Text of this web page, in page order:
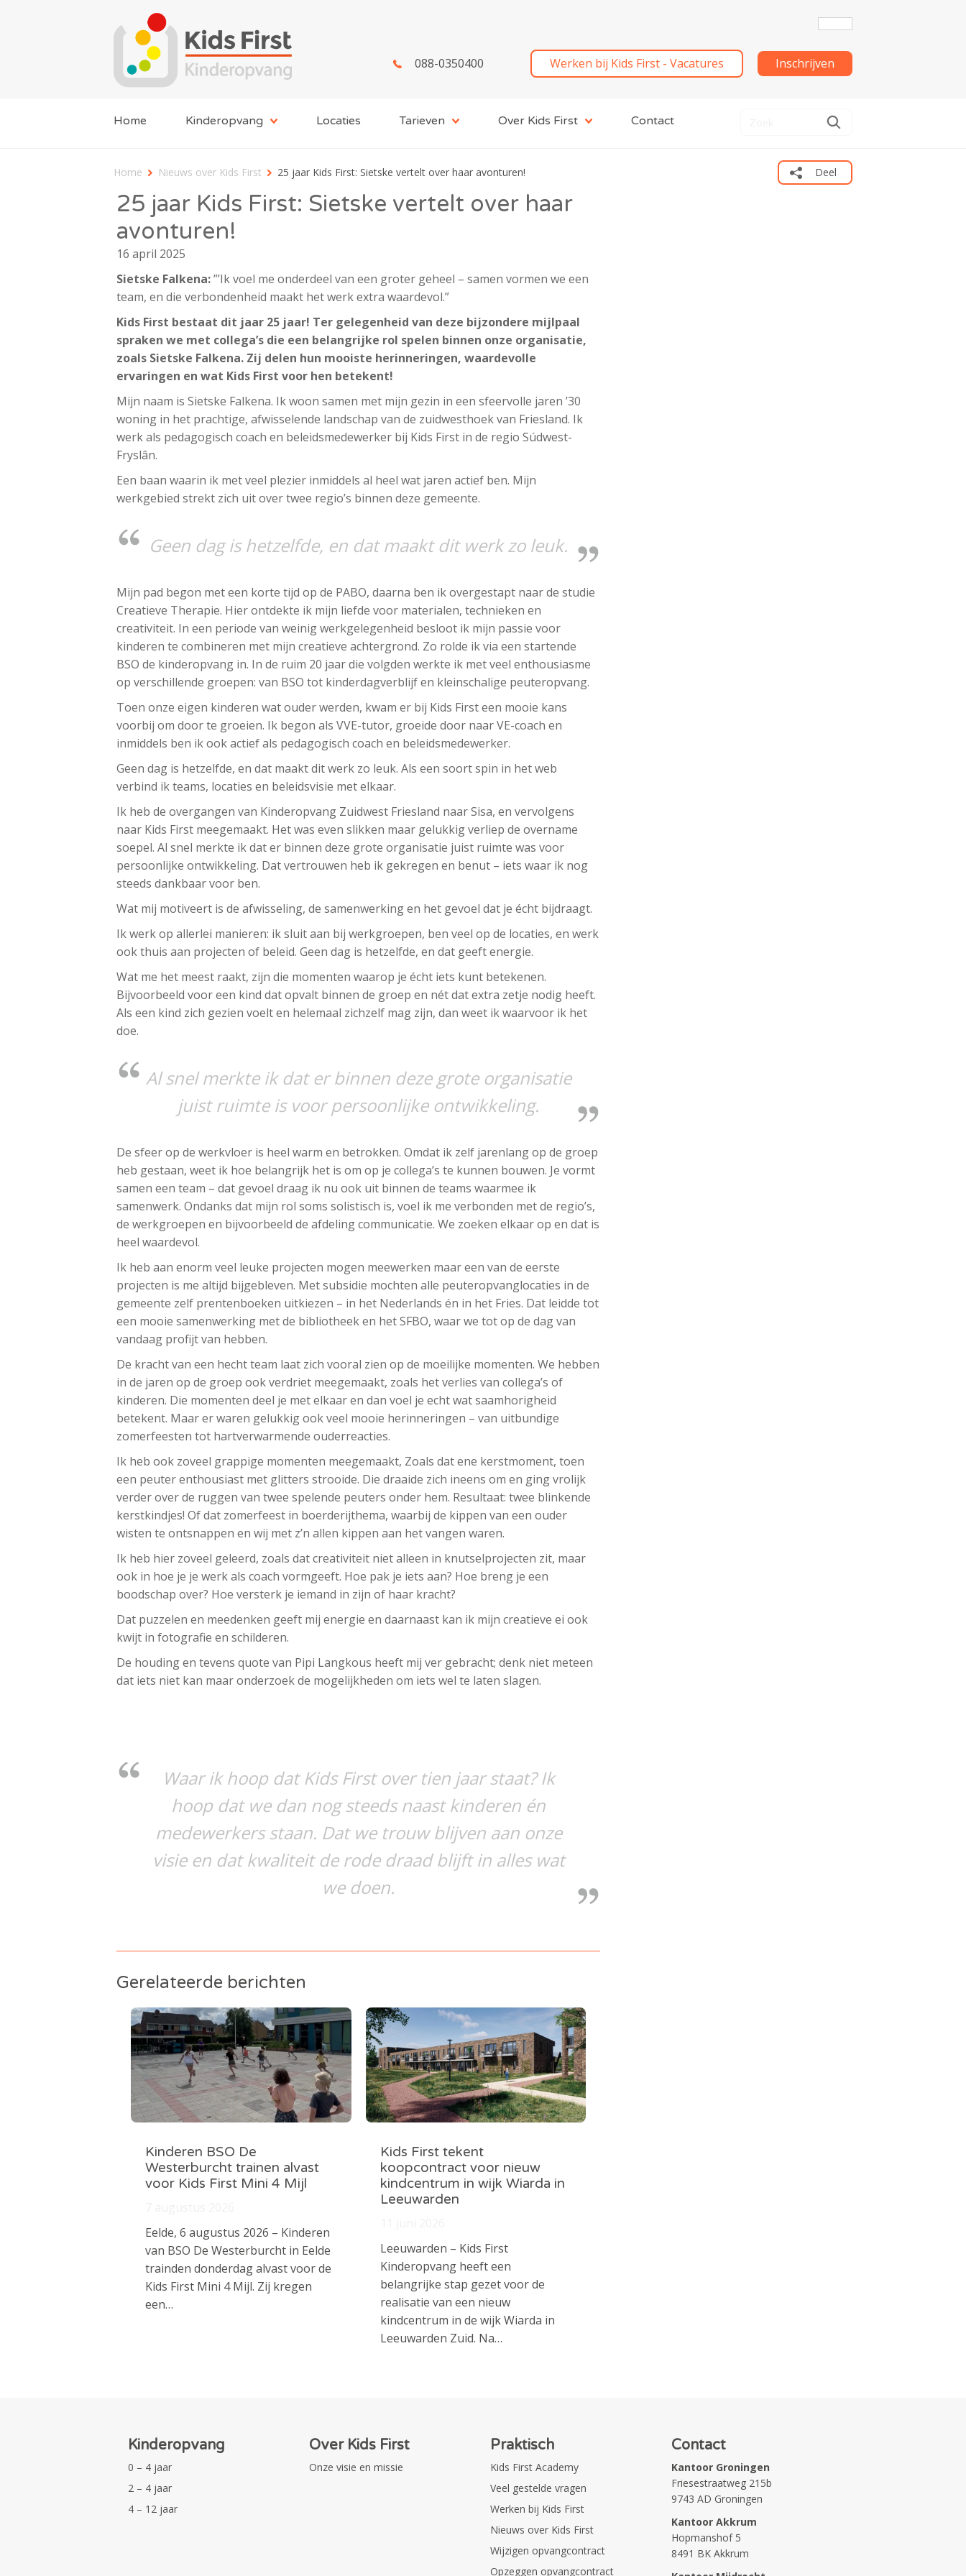
088-0350400 Werken bij Kids First - Vacatures Inschrijven
Home Kinderopvang Locaties Tarieven Over Kids First Contact
Home Nieuws over Kids First 25 jaar Kids First: Sietske vertelt over haar avonturen! Deel
25 jaar Kids First: Sietske vertelt over haar
avonturen!
16 april 2025
Sietske Falkena:”’Ik voel me onderdeel van een groter geheel – samen vormen we een
team, en die verbondenheid maakt het werk extra waardevol.”
Kids First bestaat dit jaar 25 jaar! Ter gelegenheid van deze bijzondere mijlpaal
spraken we met collega’s die een belangrijke rol spelen binnen onze organisatie,
zoals Sietske Falkena. Zij delen hun mooiste herinneringen, waardevolle
ervaringen en wat Kids First voor hen betekent!
Mijn naam is Sietske Falkena. Ik woon samen met mijn gezin in een sfeervolle jaren ’30
woning in het prachtige, afwisselende landschap van de zuidwesthoek van Friesland. Ik
werk als pedagogisch coach en beleidsmedewerker bij Kids First in de regio Súdwest-
Fryslân.
Een baan waarin ik met veel plezier inmiddels al heel wat jaren actief ben. Mijn
werkgebied strekt zich uit over twee regio’s binnen deze gemeente.
Geen dag is hetzelfde, en dat maakt dit werk zo leuk.
Mijn pad begon met een korte tijd op de PABO, daarna ben ik overgestapt naar de studie
Creatieve Therapie. Hier ontdekte ik mijn liefde voor materialen, technieken en
creativiteit. In een periode van weinig werkgelegenheid besloot ik mijn passie voor
kinderen te combineren met mijn creatieve achtergrond. Zo rolde ik via een startende
BSO de kinderopvang in. In de ruim 20 jaar die volgden werkte ik met veel enthousiasme
op verschillende groepen: van BSO tot kinderdagverblijf en kleinschalige peuteropvang.
Toen onze eigen kinderen wat ouder werden, kwam er bij Kids First een mooie kans
voorbij om door te groeien. Ik begon als VVE-tutor, groeide door naar VE-coach en
inmiddels ben ik ook actief als pedagogisch coach en beleidsmedewerker.
Geen dag is hetzelfde, en dat maakt dit werk zo leuk. Als een soort spin in het web
verbind ik teams, locaties en beleidsvisie met elkaar.
Ik heb de overgangen van Kinderopvang Zuidwest Friesland naar Sisa, en vervolgens
naar Kids First meegemaakt. Het was even slikken maar gelukkig verliep de overname
soepel. Al snel merkte ik dat er binnen deze grote organisatie juist ruimte was voor
persoonlijke ontwikkeling. Dat vertrouwen heb ik gekregen en benut – iets waar ik nog
steeds dankbaar voor ben.
Wat mij motiveert is de afwisseling, de samenwerking en het gevoel dat je écht bijdraagt.
Ik werk op allerlei manieren: ik sluit aan bij werkgroepen, ben veel op de locaties, en werk
ook thuis aan projecten of beleid. Geen dag is hetzelfde, en dat geeft energie.
Wat me het meest raakt, zijn die momenten waarop je écht iets kunt betekenen.
Bijvoorbeeld voor een kind dat opvalt binnen de groep en nét dat extra zetje nodig heeft.
Als een kind zich gezien voelt en helemaal zichzelf mag zijn, dan weet ik waarvoor ik het
doe.
Al snel merkte ik dat er binnen deze grote organisatie
juist ruimte is voor persoonlijke ontwikkeling.
De sfeer op de werkvloer is heel warm en betrokken. Omdat ik zelf jarenlang op de groep
heb gestaan, weet ik hoe belangrijk het is om op je collega’s te kunnen bouwen. Je vormt
samen een team – dat gevoel draag ik nu ook uit binnen de teams waarmee ik
samenwerk. Ondanks dat mijn rol soms solistisch is, voel ik me verbonden met de regio’s,
de werkgroepen en bijvoorbeeld de afdeling communicatie. We zoeken elkaar op en dat is
heel waardevol.
Ik heb aan enorm veel leuke projecten mogen meewerken maar een van de eerste
projecten is me altijd bijgebleven. Met subsidie mochten alle peuteropvanglocaties in de
gemeente zelf prentenboeken uitkiezen – in het Nederlands én in het Fries. Dat leidde tot
een mooie samenwerking met de bibliotheek en het SFBO, waar we tot op de dag van
vandaag profijt van hebben.
De kracht van een hecht team laat zich vooral zien op de moeilijke momenten. We hebben
in de jaren op de groep ook verdriet meegemaakt, zoals het verlies van collega’s of
kinderen. Die momenten deel je met elkaar en dan voel je echt wat saamhorigheid
betekent. Maar er waren gelukkig ook veel mooie herinneringen – van uitbundige
zomerfeesten tot hartverwarmende ouderreacties.
Ik heb ook zoveel grappige momenten meegemaakt, Zoals dat ene kerstmoment, toen
een peuter enthousiast met glitters strooide. Die draaide zich ineens om en ging vrolijk
verder over de ruggen van twee spelende peuters onder hem. Resultaat: twee blinkende
kerstkindjes! Of dat zomerfeest in boerderijthema, waarbij de kippen van een ouder
wisten te ontsnappen en wij met z’n allen kippen aan het vangen waren.
Ik heb hier zoveel geleerd, zoals dat creativiteit niet alleen in knutselprojecten zit, maar
ook in hoe je je werk als coach vormgeeft. Hoe pak je iets aan? Hoe breng je een
boodschap over? Hoe versterk je iemand in zijn of haar kracht?
Dat puzzelen en meedenken geeft mij energie en daarnaast kan ik mijn creatieve ei ook
kwijt in fotografie en schilderen.
De houding en tevens quote van Pipi Langkous heeft mij ver gebracht; denk niet meteen
dat iets niet kan maar onderzoek de mogelijkheden om iets wel te laten slagen.
Waar ik hoop dat Kids First over tien jaar staat? Ik
hoop dat we dan nog steeds naast kinderen én
medewerkers staan. Dat we trouw blijven aan onze
visie en dat kwaliteit de rode draad blijft in alles wat
we doen.
Gerelateerde berichten
Kinderen BSO De
Westerburcht trainen alvast
voor Kids First Mini 4 Mijl
Eelde, 6 augustus 2026 – Kinderen
van BSO De Westerburcht in Eelde
trainden donderdag alvast voor de
Kids First Mini 4 Mijl. Zij kregen
een…
Kids First tekent
koopcontract voor nieuw
kindcentrum in wijk Wiarda in
Leeuwarden
Leeuwarden – Kids First
Kinderopvang heeft een
belangrijke stap gezet voor de
realisatie van een nieuw
kindcentrum in de wijk Wiarda in
Leeuwarden Zuid. Na…
Kinderopvang
0 – 4 jaar
2 – 4 jaar
4 – 12 jaar
Over Kids First
Onze visie en missie
Praktisch
Kids First Academy
Veel gestelde vragen
Werken bij Kids First
Nieuws over Kids First
Wijzigen opvangcontract
Opzeggen opvangcontract
Contact
Kantoor Groningen
Friesestraatweg 215b
9743 AD Groningen
Kantoor Akkrum
Hopmanshof 5
8491 BK Akkrum